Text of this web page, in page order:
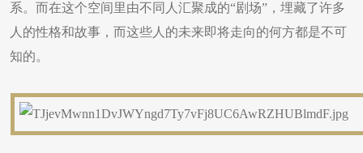
系。而在这个空间里由不同人汇聚成的“剧场”，埋藏了许多
人的性格和故事，而这些人的未来即将走向的何方都是不可
知的。